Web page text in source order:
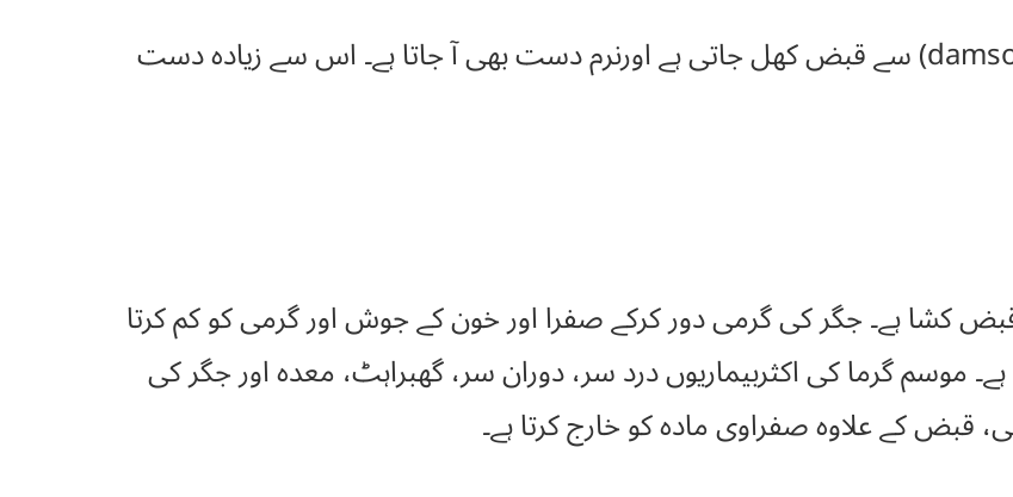
8 سے 10آلو بخارا کھانے (damson uses) سے قبض کھل جاتی ہے اورنرم دست بھی آ جاتا ہے۔ اس سے زیادہ دست
کشا ہے۔ جگر کی گرمی دور کرکے صفرا اور خون کے جوش اور گرمی کو کم کرتا
موسم گرما کی اکثربیماریوں درد سر، دوران سر، گھبراہٹ، معدہ اور جگر کی
قبض کے علاوہ صفراوی مادہ کو خارج کرتا ہے۔